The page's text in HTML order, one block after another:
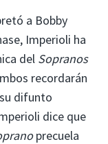
a Bobby
Imperioli ha
del Sopranos
recordarán
difunto
dice que
precuela